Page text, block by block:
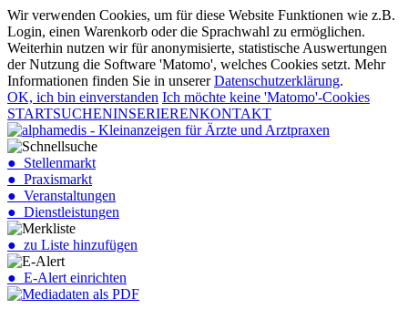
Wir verwenden Cookies, um für diese Website Funktionen wie z.B.
Login, einen Warenkorb oder die Sprachwahl zu ermöglichen.
Weiterhin nutzen wir für anonymisierte, statistische Auswertungen
der Nutzung die Software 'Matomo', welches Cookies setzt. Mehr
Informationen finden Sie in unsererDatenschutzerklärung.
OK, ich bin einverstanden Ich möchte keine 'Matomo'-Cookies
STARTSUCHENINSERIERENKONTAKT
● Stellenmarkt
● Praxismarkt
● Veranstaltungen
● Dienstleistungen
● zu Liste hinzufügen
● E-Alert einrichten